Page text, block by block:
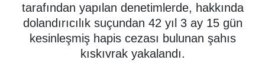
tarafından yapılan denetimlerde, hakkında
dolandırıcılık suçundan 42 yıl 3 ay 15 gün
kesinleşmiş hapis cezası bulunan şahıs
kıskıvrak yakalandı.
KADIN
KÜLTÜR SANAT